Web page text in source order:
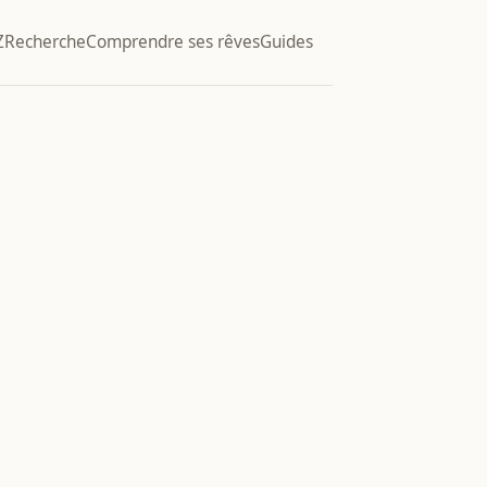
RechercheComprendre ses rêvesGuides